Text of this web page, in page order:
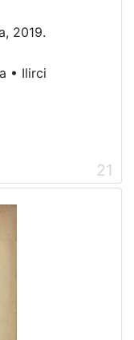
2019.
• Ilirci
21